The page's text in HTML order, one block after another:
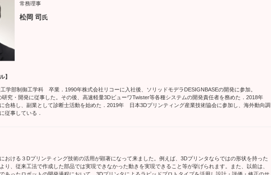
常務理事
松岡 司 氏
】
学部制御工学科 卒業​．1990年株式会社リコーに入社後、ソリッドモデラDESIGNBASEの開発に参加。
研究・開発に従事した。その後、高速軽量3DビューワTwister等各種システムの開発責任者を務めた．2018年
合格し、副業として診断士活動を始めた．2019年 日本3Dプリンティング産業技術協会に参加し、海外動向調
従事している．
おける３Dプリンティング技術の活用が顕著になって来ました。例えば、3Dプリンタならではの形状を持った
り、従来工法で作成した部品では実現できなかった動きを実現できること等が挙げられます。また、以前は、